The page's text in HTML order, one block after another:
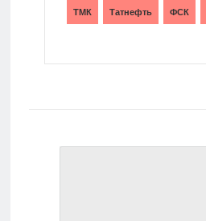
ТМК Татнефть ФСК